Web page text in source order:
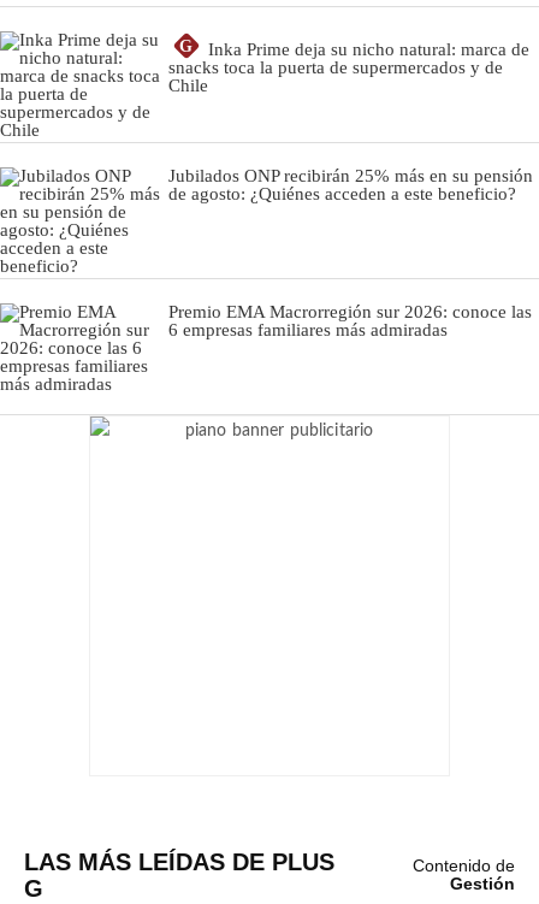
G
Inka Prime deja su nicho natural: marca de
snacks toca la puerta de supermercados y de
Chile
Jubilados ONP recibirán 25% más en su pensión
de agosto: ¿Quiénes acceden a este beneficio?
Premio EMA Macrorregión sur 2026: conoce las
6 empresas familiares más admiradas
LAS MÁS LEÍDAS DE PLUS
G
Contenido de
Gestión